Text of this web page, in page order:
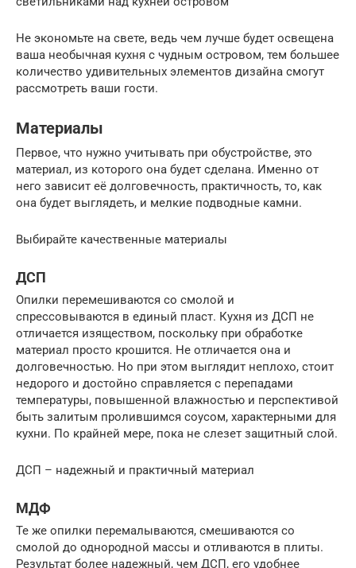
Не экономьте на свете, ведь чем лучше будет освещена
ваша необычная кухня с чудным островом, тем большее
количество удивительных элементов дизайна смогут
рассмотреть ваши гости.
Материалы
Первое, что нужно учитывать при обустройстве, это
материал, из которого она будет сделана. Именно от
него зависит её долговечность, практичность, то, как
она будет выглядеть, и мелкие подводные камни.
Выбирайте качественные материалы
ДСП
Опилки перемешиваются со смолой и
спрессовываются в единый пласт. Кухня из ДСП не
отличается изяществом, поскольку при обработке
материал просто крошится. Не отличается она и
долговечностью. Но при этом выглядит неплохо, стоит
недорого и достойно справляется с перепадами
температуры, повышенной влажностью и перспективой
быть залитым пролившимся соусом, характерными для
кухни. По крайней мере, пока не слезет защитный слой.
ДСП – надежный и практичный материал
МДФ
Те же опилки перемалываются, смешиваются со
смолой до однородной массы и отливаются в плиты.
Результат более надежный, чем ДСП, его удобнее